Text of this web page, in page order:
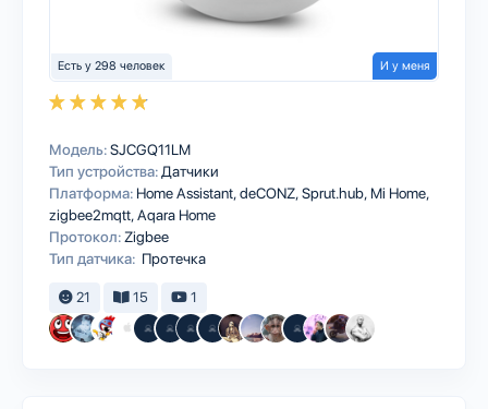
Есть у 298 человек И у меня
Модель:SJCGQ11LM
Тип устройства:Датчики
Платформа: Home AssistantdeCONZSprut.hub Mi Home
zigbee2mqttAqara Home
Протокол:Zigbee
Тип датчика: Протечка
21 15 1